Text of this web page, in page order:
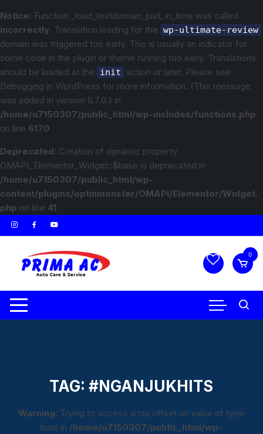
Notice: Function _load_textdomain_just_in_time was called
incorrectly. Translation loading for the wp-ultimate-review
domain was triggered too early. This is usually an indicator for
some code in the plugin or theme running too early. Translations
should be loaded at the
init
action or later. Please see
Debugging in WordPress for more information. (This message
was added in version 6.7.0.) in
/home/u7150307/public_html/wp-includes/functions.php
on line 6170
Deprecated: Creation of dynamic property
OMAPI_Elementor_Widget::$base is deprecated in
/home/u7150307/public_html/wp-
content/plugins/optinmonster/OMAPI/Elementor/Widget.
php on line 41
0
TAG:#NGANJUKHITS
Warning: Trying to access array offset on value of type
bool in /home/u7150307/public_html/wp-